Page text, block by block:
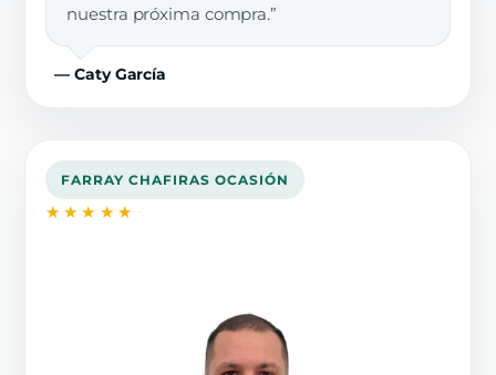
nuestra próxima compra.”
— Caty García
FARRAY CHAFIRAS OCASIÓN
★★★★★